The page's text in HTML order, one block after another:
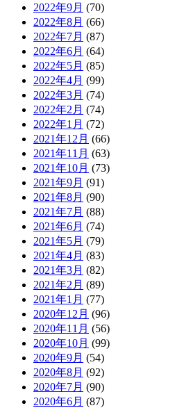
2022年9月 (70)
2022年8月 (66)
2022年7月 (87)
2022年6月 (64)
2022年5月 (85)
2022年4月 (99)
2022年3月 (74)
2022年2月 (74)
2022年1月 (72)
2021年12月 (66)
2021年11月 (63)
2021年10月 (73)
2021年9月 (91)
2021年8月 (90)
2021年7月 (88)
2021年6月 (74)
2021年5月 (79)
2021年4月 (83)
2021年3月 (82)
2021年2月 (89)
2021年1月 (77)
2020年12月 (96)
2020年11月 (56)
2020年10月 (99)
2020年9月 (54)
2020年8月 (92)
2020年7月 (90)
2020年6月 (87)